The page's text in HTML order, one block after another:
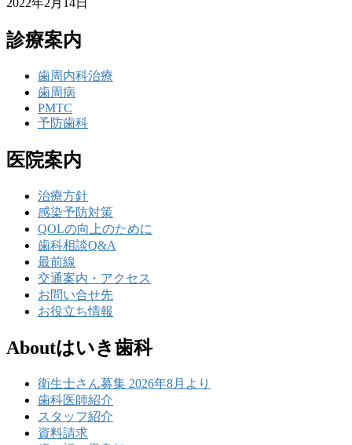
診療案内
歯周内科治療
歯周病
PMTC
予防歯科
医院案内
治療方針
感染予防対策
QOLの向上のために
歯科相談Q&A
最前線
交通案内・アクセス
お問い合せ先
お役立ち情報
Aboutはいき歯科
衛生士さん募集 2026年8月より
歯科医師紹介
スタッフ紹介
資料請求